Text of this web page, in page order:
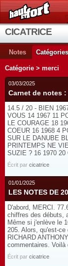
CICATRICE
Notes Catégories
Catégorie > merci
03/03/2025
Carnet de notes :
14.5 / 20 - BIEN
VOUS 14 1967 11
LE COURAGE 18
COEUR 16 1968 4
SUR LE DANUBE
PRINTEMPS NE
SUZIE ? 16 1970 20
Écrit par cicatrice
01/01/2025
LES NOTES DE
D'abord, MERCI.
chiffres des débuts,
Même si j'enlève le
205. Alors, qu'est-
RICHARD
commentaires. Voilà
Écrit par cicatrice